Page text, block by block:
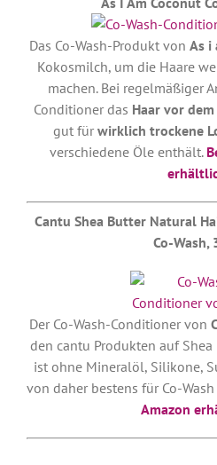
Das Co-Wash-Produkt von As i
Kokosmilch, um die Haare
machen. Bei regelmäßiger
Conditioner das Haar vor
gut für wirklich trockene
verschiedene Öle enthält.
Cantu Shea Butter Natural
Co-Wash,
Der Co-Wash-Conditioner von
den cantu Produkten auf
ist ohne Mineralöl, Silikone,
von daher bestens für Co-
Amazon